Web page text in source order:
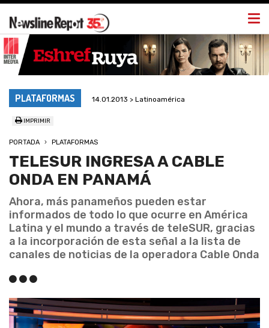
PLATAFORMAS 14.01.2013 > Latinoamérica
IMPRIMIR
PORTADA PLATAFORMAS
TELESUR INGRESA A CABLE
ONDA EN PANAMÁ
Ahora, más panameños pueden estar
informados de todo lo que ocurre en América
Latina y el mundo a través de teleSUR, gracias
a la incorporación de esta señal a la lista de
canales de noticias de la operadora Cable Onda